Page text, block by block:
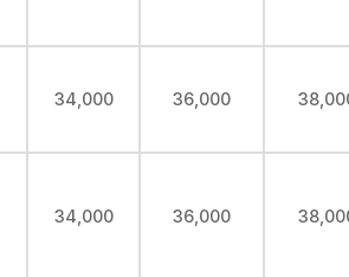
34,000 36,000
34,000 36,000